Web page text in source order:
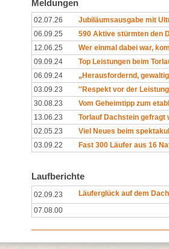
Meldungen
02.07.26
Jubiläumsausgabe mit
06.09.25
590 Aktive stürmten den
12.06.25
Wer einmal dabei war,
09.09.24
Top Leistungen beim
06.09.24
„Herausfordernd,
03.09.23
''Respekt vor der
30.08.23
Vom Geheimtipp zum
13.06.23
Torlauf Dachstein gefragt
02.05.23
Viel Neues beim
03.09.22
Fast 300 Läufer aus 16
Laufberichte
02.09.23
Läuferglück auf dem
07.08.00